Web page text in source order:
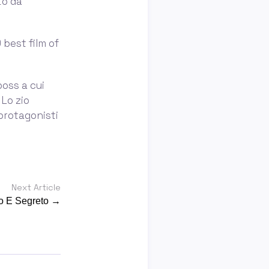
best film of
a cui
zio
Next Article
E Segreto →